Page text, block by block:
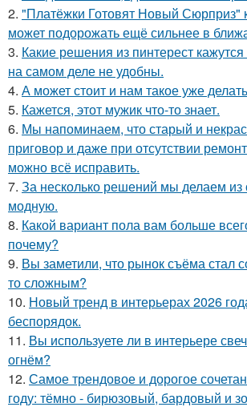
2. "Платёжки Готовят Новый Сюрприз"
может подорожать ещё сильнее в
3. Какие решения из пинтерест
на самом деле не удобны.
4. А может стоит и нам такое уже
5. Кажется, этот мужик что-то знает.
6. Мы напоминаем, что старый и
приговор и даже при отсутствии
можно всё исправить.
7. За несколько решений мы делаем из
модную.
8. Какой вариант пола вам больше
почему?
9. Вы заметили, что рынок съёма стал
то сложным?
10. Новый тренд в интерьерах 2026
беспорядок.
11. Вы используете ли в интерьере
огнём?
12. Самое трендовое и дорогое
году: тёмно - бирюзовый, бардовый и